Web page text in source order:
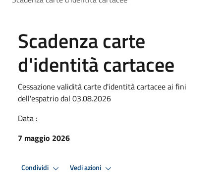
Scadenza carte
d'identità cartacee
Cessazione validità carte d'identità cartacee ai fini
dell'espatrio dal 03.08.2026
Data :
7 maggio 2026
Condividi Vedi azioni